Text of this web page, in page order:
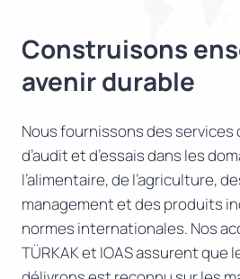
Construisons
avenir durable
Nous fournissons des
d’audit et d’essais dans les
l’alimentaire, de l’agriculture,
management et des produits
normes internationales. Nos
TÜRKAK et IOAS assurent que